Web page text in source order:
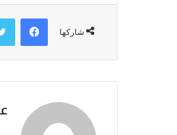
شاركها
فيسبوك